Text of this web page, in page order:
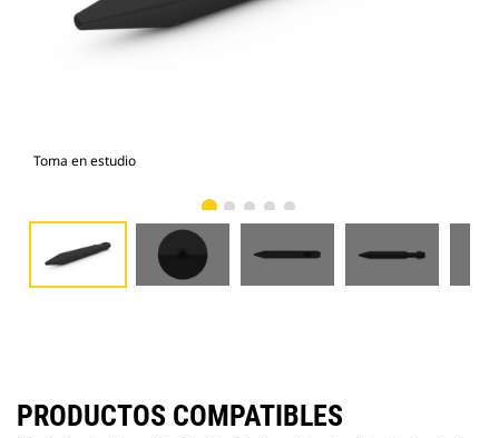
Toma en estudio
PRODUCTOS COMPATIBLES